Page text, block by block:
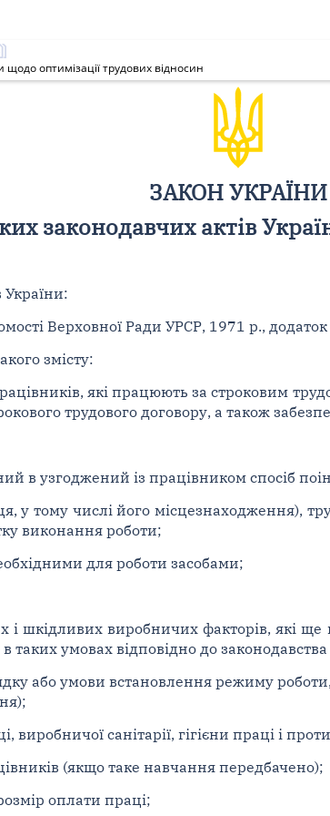
оптимізації трудових відносин